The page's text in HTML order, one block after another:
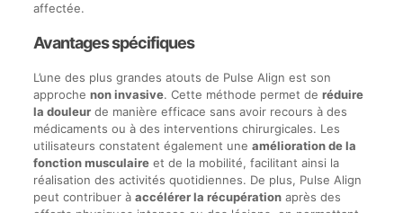
affectée.
Avantages spécifiques
L’une des plus grandes atouts de Pulse Align est son
approche non invasive. Cette méthode permet de réduire
la douleurde manière efficace sans avoir recours à des
médicaments ou à des interventions chirurgicales. Les
utilisateurs constatent également une amélioration de la
fonction musculaireet de la mobilité, facilitant ainsi la
réalisation des activités quotidiennes. De plus, Pulse Align
peut contribuer à accélérer la récupérationaprès des